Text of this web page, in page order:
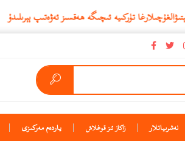
نەشرىياتلار زاكاز ئىز قوغلاش ياردەم مەركىزى